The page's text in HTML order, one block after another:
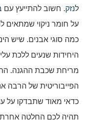
לנזק. חשוב להתייעץ עם
על חומר ניקוי שמתאים
כמה סוגי אבנים. שיש
היחידות שנעים ללכת
מריחת שכבת ההגנה.
הפייבוריטית של הרבה
כדאי מאוד שתבדקו על
תהיה לכם החלטה אחרת